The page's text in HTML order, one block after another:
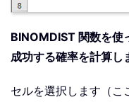
BINOMDIST 関数を使
成功する確率を計算し
セルを選択します（こ